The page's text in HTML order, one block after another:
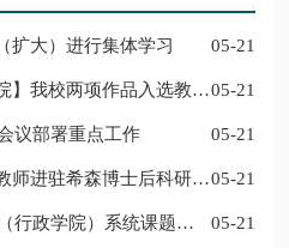
扩大）进行集体学习 05-21
05-21
议部署重点工作 05-21
05-21
05-21